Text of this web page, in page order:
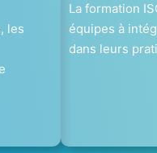
les
La formation
équipes à
dans leurs